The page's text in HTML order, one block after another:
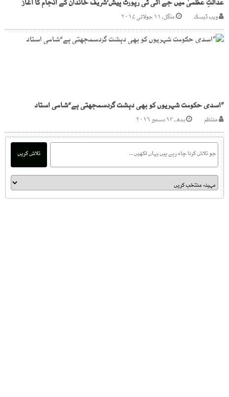
عدالتِ عظمیٰ میں جے آئی ٹی رپورٹ پیش‘شریف خاندان کے انجام کا آغاز
ویب ڈیسک منگل, ۱۱ جولائی ۲۰۱۷
”اسدی حکومت شہریوں کو بھی دہشت گردسمجھتی ہے“شامی استاد
منتظم بدھ, ۱۴ دسمبر ۲۰۱۶
تلاش کریں